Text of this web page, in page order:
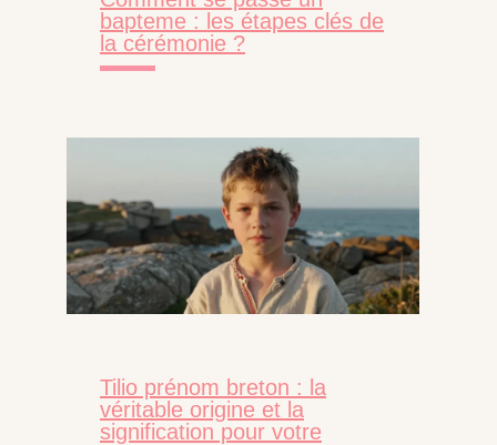
bapteme : les étapes clés de
la cérémonie ?
Tilio prénom breton : la
véritable origine et la
signification pour votre